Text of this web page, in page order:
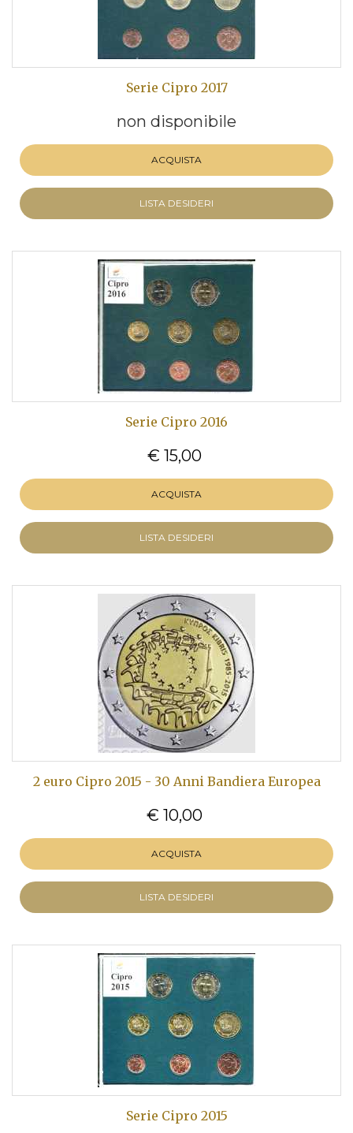
Serie Cipro 2017
non disponibile
ACQUISTA
LISTA DESIDERI
Serie Cipro 2016
€ 15,00
ACQUISTA
LISTA DESIDERI
2 euro Cipro 2015 - 30 Anni Bandiera Europea
€ 10,00
ACQUISTA
LISTA DESIDERI
Serie Cipro 2015